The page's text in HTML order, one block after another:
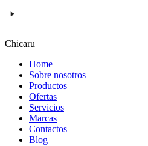
Chicaru
Home
Sobre nosotros
Productos
Ofertas
Servicios
Marcas
Contactos
Blog